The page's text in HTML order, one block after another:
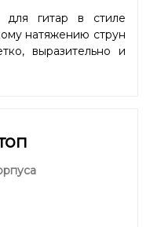
для гитар в стиле
натяжению струн
выразительно и